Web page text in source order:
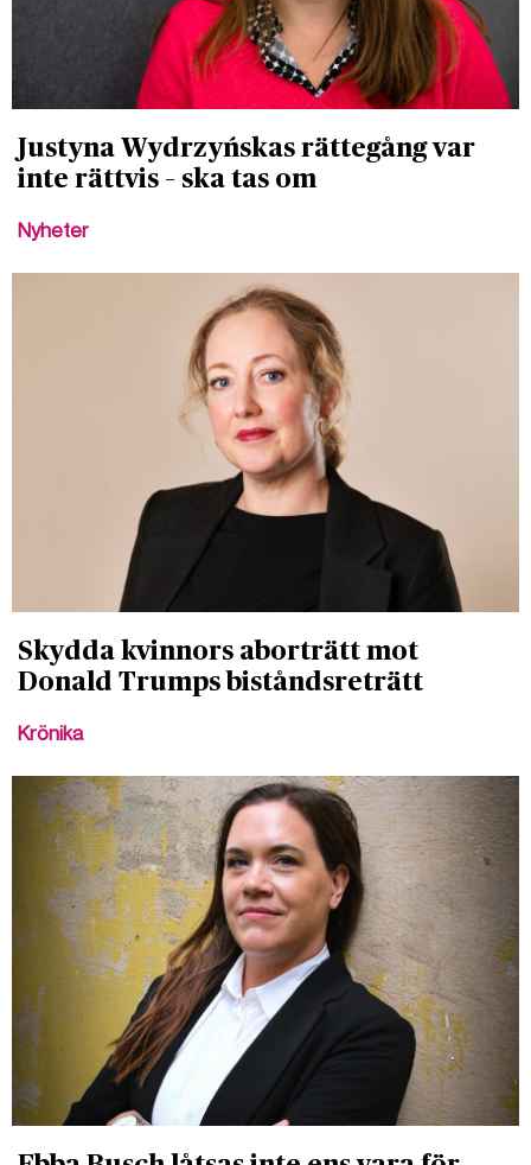
Justyna Wydrzyńskas rättegång var
inte rättvis – ska tas om
Nyheter
Skydda kvinnors aborträtt mot
Donald Trumps biståndsreträtt
Krönika